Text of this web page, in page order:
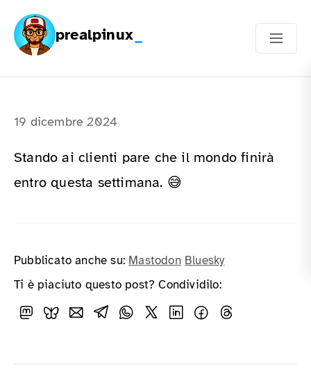
prealpinux
19 dicembre 2024
Stando ai clienti pare che il mondo finirà
entro questa settimana. 😅
Pubblicato anche su: Mastodon Bluesky
Ti è piaciuto questo post? Condividilo: